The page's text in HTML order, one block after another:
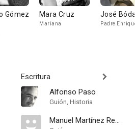
Gómez
Mara Cruz
Mariana
José
Padre
Escritura
Alfonso Paso
Guión, Historia
Manuel Martínez Remís